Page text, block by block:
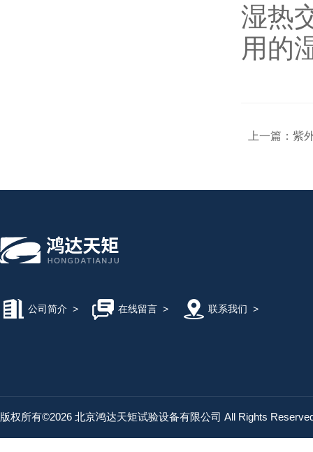
湿热
用的
上一篇： 紫
公司简介 > 在线留言> 联系我们 >
版权所有©2026 北京鸿达天矩试验设备有限公司 All Rights